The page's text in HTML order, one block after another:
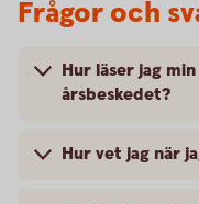
Frågor och
Hur läser jag
årsbeskedet?
Hur vet jag när